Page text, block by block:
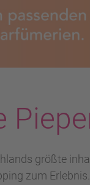
größte
zum